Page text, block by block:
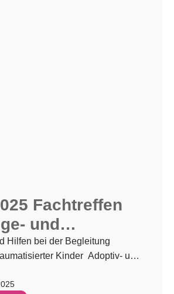
Fachtreffen
und
in
M.
Hilfen bei der Begleitung
Kinder Adoptiv- und
überdurchschnittlich oft von
betroffen. Die